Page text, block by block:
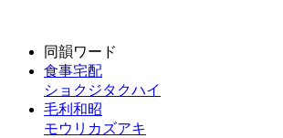
同韻ワード
食事宅配
ショクジタクハイ
毛利和昭
モウリカズアキ